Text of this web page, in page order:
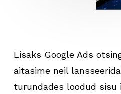
Lisaks Google Ads
aitasime neil
turundades loodud sisu